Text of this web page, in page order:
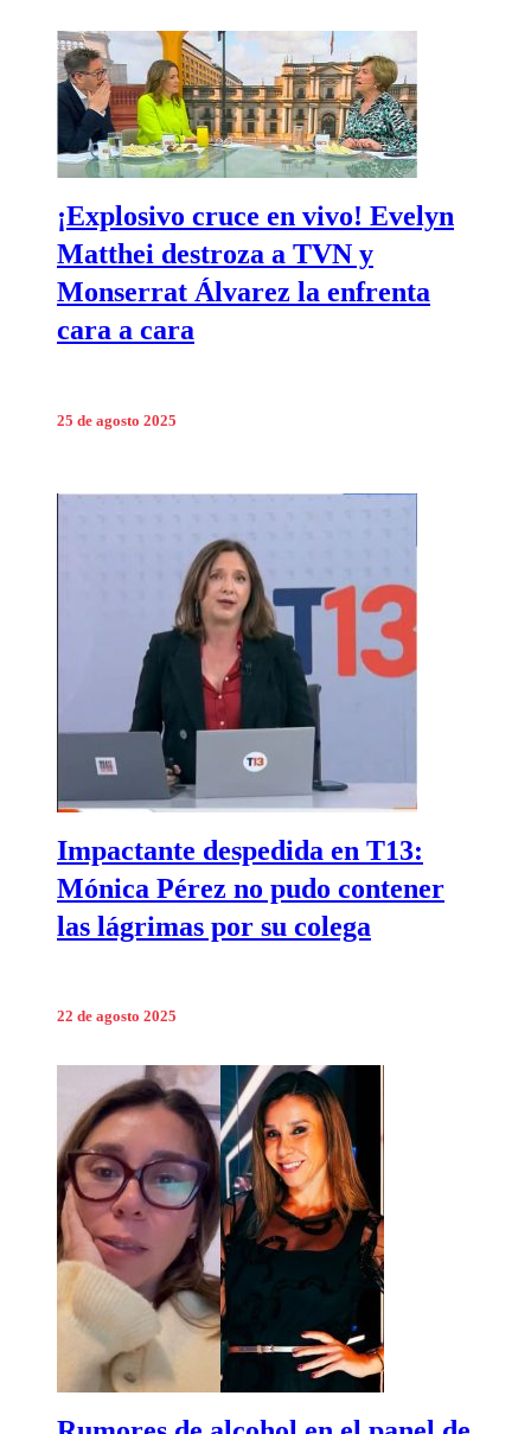
¡Explosivo cruce en vivo! Evelyn
Matthei destroza a TVN y
Monserrat Álvarez la enfrenta
cara a cara
25 de agosto 2025
Impactante despedida en T13:
Mónica Pérez no pudo contener
las lágrimas por su colega
22 de agosto 2025